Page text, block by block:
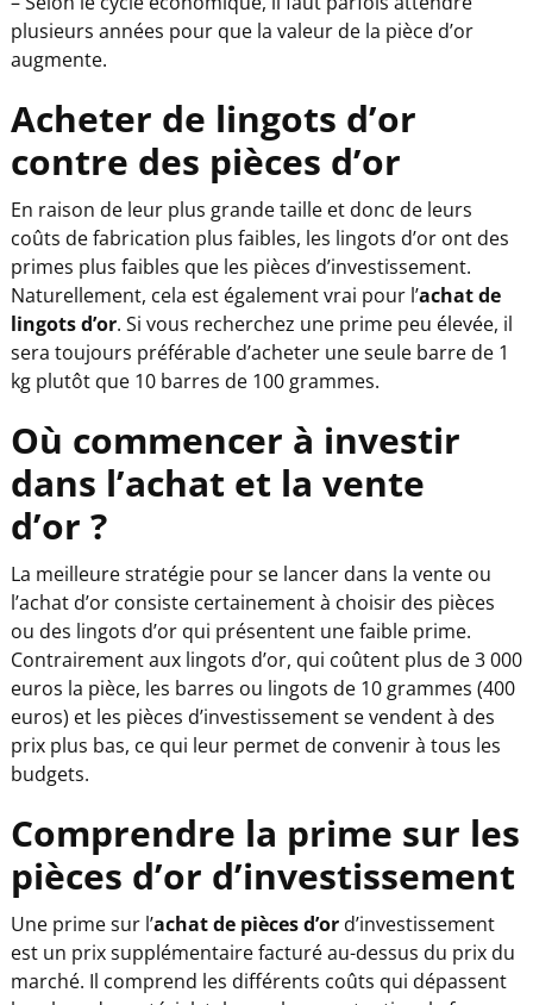
plusieurs années pour que la valeur de la pièce d’or
augmente.
Acheter de lingots d’or
contre des pièces d’or
En raison de leur plus grande taille et donc de leurs
coûts de fabrication plus faibles, les lingots d’or ont des
primes plus faibles que les pièces d’investissement.
Naturellement, cela est également vrai pour l’achat de
lingots d’or. Si vous recherchez une prime peu élevée, il
sera toujours préférable d’acheter une seule barre de 1
kg plutôt que 10 barres de 100 grammes.
Où commencer à investir
dans l’achat et la vente
d’or ?
La meilleure stratégie pour se lancer dans la vente ou
l’achat d’or consiste certainement à choisir des pièces
ou des lingots d’or qui présentent une faible prime.
Contrairement aux lingots d’or, qui coûtent plus de 3 000
euros la pièce, les barres ou lingots de 10 grammes (400
euros) et les pièces d’investissement se vendent à des
prix plus bas, ce qui leur permet de convenir à tous les
budgets.
Comprendre la prime sur les
pièces d’or d’investissement
Une prime sur l’achat de pièces d’ord’investissement
est un prix supplémentaire facturé au-dessus du prix du
marché. Il comprend les différents coûts qui dépassent